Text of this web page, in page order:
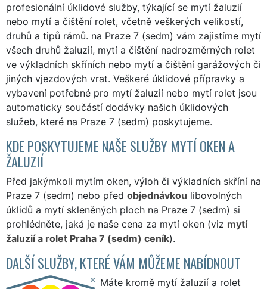
profesionální úklidové služby, týkající se mytí žaluzií
nebo mytí a čištění rolet, včetně veškerých velikostí,
druhů a tipů rámů. na Praze 7 (sedm) vám zajistíme mytí
všech druhů žaluzií, mytí a čištění nadrozměrných rolet
ve výkladních skříních nebo mytí a čištění garážových či
jiných vjezdových vrat. Veškeré úklidové přípravky a
vybavení potřebné pro mytí žaluzií nebo mytí rolet jsou
automaticky součástí dodávky našich úklidových
služeb, které na Praze 7 (sedm) poskytujeme.
KDE POSKYTUJEME NAŠE SLUŽBY MYTÍ OKEN A
ŽALUZIÍ
Před jakýmkoli mytím oken, výloh či výkladních skříní na
Praze 7 (sedm) nebo před objednávkou libovolných
úklidů a mytí skleněných ploch na Praze 7 (sedm) si
prohlédněte, jaká je naše cena za mytí oken (viz mytí
žaluzií a rolet Praha 7 (sedm) ceník).
DALŠÍ SLUŽBY, KTERÉ VÁM MŮŽEME NABÍDNOUT
Máte kromě mytí žaluzií a rolet